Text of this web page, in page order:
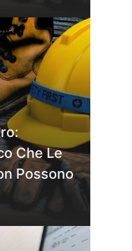
Che Le
Possono